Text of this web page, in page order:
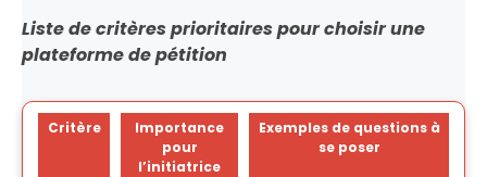
Liste de critères prioritaires pour choisir une
plateforme de pétition
Critère
Importance
pour
l’initiatrice
Exemples de questions à
se poser